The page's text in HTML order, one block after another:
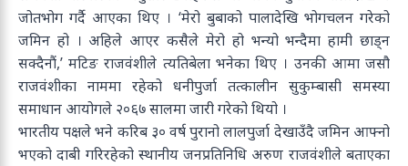
जोतभोग गर्दै आएका थिए । ‘मेरो बुबाको पालादेखि भोगचलन गरेको
जमिन हो । अहिले आएर कसैले मेरो हो भन्यो भन्दैमा हामी छाड्न
सक्दैनौं,’ मटिङ राजवंशीले त्यतिबेला भनेका थिए । उनकी आमा जसौ
राजवंशीका नाममा रहेको धनीपुर्जा तत्कालीन सुकुम्बासी समस्या
समाधान आयोगले २०६७ सालमा जारी गरेको थियो ।
भारतीय पक्षले भने करिब ३० वर्ष पुरानो लालपुर्जा देखाउँदै जमिन आफ्नो
भएको दाबी गरिरहेको स्थानीय जनप्रतिनिधि अरुण राजवंशीले बताएका